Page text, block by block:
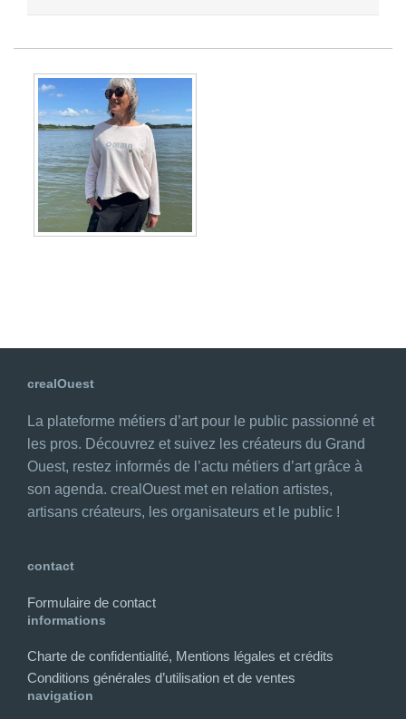
crealOuest
La plateforme métiers d’art pour le public passionné et
les pros. Découvrez et suivez les créateurs du Grand
Ouest, restez informés de l’actu métiers d’art grâce à
son agenda. crealOuest met en relation artistes,
artisans créateurs, les organisateurs et le public !
contact
Formulaire de contact
informations
Charte de confidentialité, Mentions légales et crédits
Conditions générales d’utilisation et de ventes
navigation